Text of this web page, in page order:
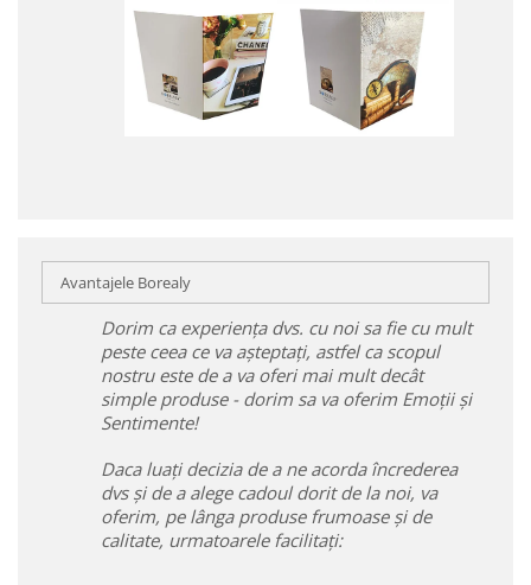
Avantajele Borealy
Dorim ca experiența dvs. cu noi sa fie cu mult
peste ceea ce va așteptați, astfel ca scopul
nostru este de a va oferi mai mult decât
simple produse - dorim sa va oferim Emoții și
Sentimente!
Daca luați decizia de a ne acorda încrederea
dvs și de a alege cadoul dorit de la noi, va
oferim, pe lânga produse frumoase și de
calitate, urmatoarele facilitați: